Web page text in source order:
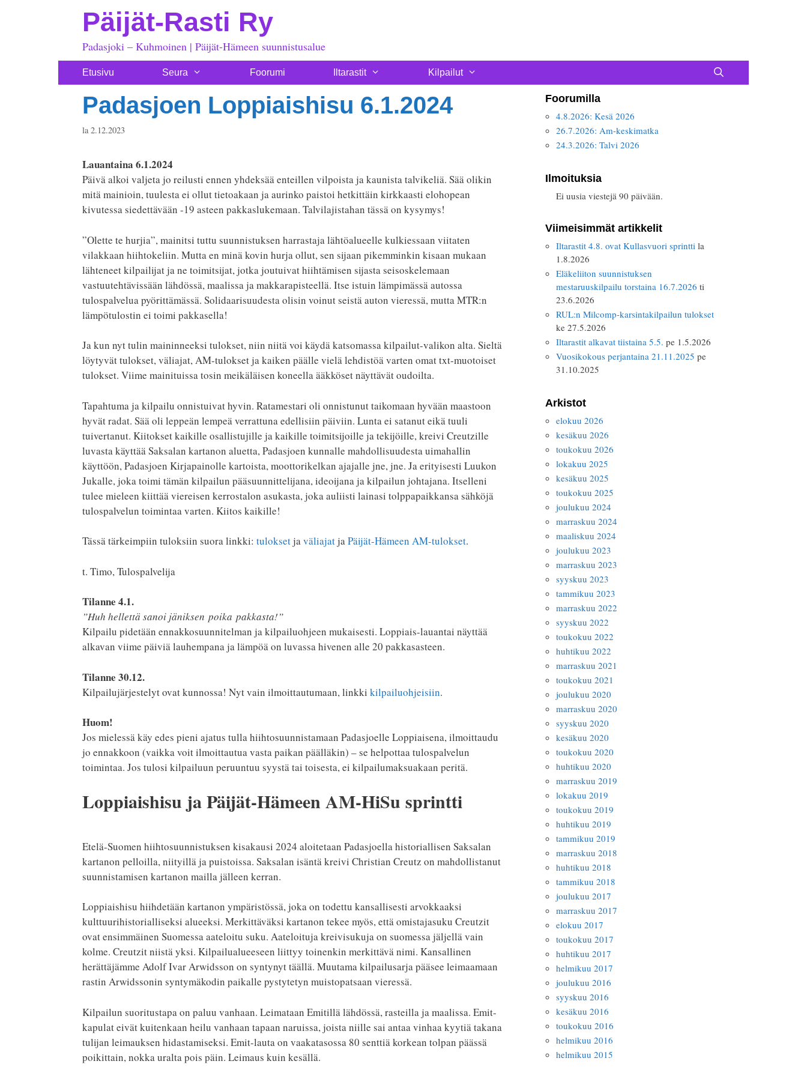
Päijät-Rasti Ry
Padasjoki – Kuhmoinen | Päijät-Hämeen suunnistusalue
Etusivu Seura Foorumi Iltarastit Kilpailut
Padasjoen Loppiaishisu 6.1.2024
la 2.12.2023
Lauantaina 6.1.2024
Päivä alkoi valjeta jo reilusti ennen yhdeksää enteillen vilpoista ja kaunista talvikeliä. Sää olikin
mitä mainioin, tuulesta ei ollut tietoakaan ja aurinko paistoi hetkittäin kirkkaasti elohopean
kivutessa siedettävään -19 asteen pakkaslukemaan. Talvilajistahan tässä on kysymys!
”Olette te hurjia”, mainitsi tuttu suunnistuksen harrastaja lähtöalueelle kulkiessaan viitaten
vilakkaan hiihtokeliin. Mutta en minä kovin hurja ollut, sen sijaan pikemminkin kisaan mukaan
lähteneet kilpailijat ja ne toimitsijat, jotka joutuivat hiihtämisen sijasta seisoskelemaan
vastuutehtävissään lähdössä, maalissa ja makkarapisteellä. Itse istuin lämpimässä autossa
tulospalvelua pyörittämässä. Solidaarisuudesta olisin voinut seistä auton vieressä, mutta MTR:n
lämpötulostin ei toimi pakkasella!
Ja kun nyt tulin maininneeksi tulokset, niin niitä voi käydä katsomassa kilpailut-valikon alta. Sieltä
löytyvät tulokset, väliajat, AM-tulokset ja kaiken päälle vielä lehdistöä varten omat txt-muotoiset
tulokset. Viime mainituissa tosin meikäläisen koneella ääkköset näyttävät oudoilta.
Tapahtuma ja kilpailu onnistuivat hyvin. Ratamestari oli onnistunut taikomaan hyvään maastoon
hyvät radat. Sää oli leppeän lempeä verrattuna edellisiin päiviin. Lunta ei satanut eikä tuuli
tuivertanut. Kiitokset kaikille osallistujille ja kaikille toimitsijoille ja tekijöille, kreivi Creutzille
luvasta käyttää Saksalan kartanon aluetta, Padasjoen kunnalle mahdollisuudesta uimahallin
käyttöön, Padasjoen Kirjapainolle kartoista, moottorikelkan ajajalle jne, jne. Ja erityisesti Luukon
Jukalle, joka toimi tämän kilpailun pääsuunnittelijana, ideoijana ja kilpailun johtajana. Itselleni
tulee mieleen kiittää viereisen kerrostalon asukasta, joka auliisti lainasi tolppapaikkansa sähköjä
tulospalvelun toimintaa varten. Kiitos kaikille!
Tässä tärkeimpiin tuloksiin suora linkki: tulokset javäliajat jaPäijät-Hämeen AM-tulokset.
t. Timo, Tulospalvelija
Tilanne 4.1.
”Huh hellettä sanoi jäniksen poika pakkasta!”
Kilpailu pidetään ennakkosuunnitelman ja kilpailuohjeen mukaisesti. Loppiais-lauantai näyttää
alkavan viime päiviä lauhempana ja lämpöä on luvassa hivenen alle 20 pakkasasteen.
Tilanne 30.12.
Kilpailujärjestelyt ovat kunnossa! Nyt vain ilmoittautumaan, linkki kilpailuohjeisiin.
Huom!
Jos mielessä käy edes pieni ajatus tulla hiihtosuunnistamaan Padasjoelle Loppiaisena, ilmoittaudu
jo ennakkoon (vaikka voit ilmoittautua vasta paikan päälläkin) – se helpottaa tulospalvelun
toimintaa. Jos tulosi kilpailuun peruuntuu syystä tai toisesta, ei kilpailumaksuakaan peritä.
Loppiaishisu ja Päijät-Hämeen AM-HiSu sprintti
Etelä-Suomen hiihtosuunnistuksen kisakausi 2024 aloitetaan Padasjoella historiallisen Saksalan
kartanon pelloilla, niityillä ja puistoissa. Saksalan isäntä kreivi Christian Creutz on mahdollistanut
suunnistamisen kartanon mailla jälleen kerran.
Loppiaishisu hiihdetään kartanon ympäristössä, joka on todettu kansallisesti arvokkaaksi
kulttuurihistorialliseksi alueeksi. Merkittäväksi kartanon tekee myös, että omistajasuku Creutzit
ovat ensimmäinen Suomessa aateloitu suku. Aateloituja kreivisukuja on suomessa jäljellä vain
kolme. Creutzit niistä yksi. Kilpailualueeseen liittyy toinenkin merkittävä nimi. Kansallinen
herättäjämme Adolf Ivar Arwidsson on syntynyt täällä. Muutama kilpailusarja pääsee leimaamaan
rastin Arwidssonin syntymäkodin paikalle pystytetyn muistopatsaan vieressä.
Kilpailun suoritustapa on paluu vanhaan. Leimataan Emitillä lähdössä, rasteilla ja maalissa. Emit-
kapulat eivät kuitenkaan heilu vanhaan tapaan naruissa, joista niille sai antaa vinhaa kyytiä takana
tulijan leimauksen hidastamiseksi. Emit-lauta on vaakatasossa 80 senttiä korkean tolpan päässä
poikittain, nokka uralta pois päin. Leimaus kuin kesällä.
Foorumilla
4.8.2026: Kesä 2026
26.7.2026: Am-keskimatka
24.3.2026: Talvi 2026
Ilmoituksia
Ei uusia viestejä 90 päivään.
Viimeisimmät artikkelit
Iltarastit 4.8. ovat Kullasvuori sprintti la
1.8.2026
Eläkeliiton suunnistuksen
mestaruuskilpailu torstaina 16.7.2026 ti
23.6.2026
RUL:n Milcomp-karsintakilpailun tulokset
ke 27.5.2026
Iltarastit alkavat tiistaina 5.5. pe 1.5.2026
Vuosikokous perjantaina 21.11.2025 pe
31.10.2025
Arkistot
elokuu 2026
kesäkuu 2026
toukokuu 2026
lokakuu 2025
kesäkuu 2025
toukokuu 2025
joulukuu 2024
marraskuu 2024
maaliskuu 2024
joulukuu 2023
marraskuu 2023
syyskuu 2023
tammikuu 2023
marraskuu 2022
syyskuu 2022
toukokuu 2022
huhtikuu 2022
marraskuu 2021
toukokuu 2021
joulukuu 2020
marraskuu 2020
syyskuu 2020
kesäkuu 2020
toukokuu 2020
huhtikuu 2020
marraskuu 2019
lokakuu 2019
toukokuu 2019
huhtikuu 2019
tammikuu 2019
marraskuu 2018
huhtikuu 2018
tammikuu 2018
joulukuu 2017
marraskuu 2017
elokuu 2017
toukokuu 2017
huhtikuu 2017
helmikuu 2017
joulukuu 2016
syyskuu 2016
kesäkuu 2016
toukokuu 2016
helmikuu 2016
helmikuu 2015